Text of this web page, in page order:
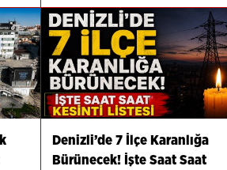
Denizli’de 7 İlçe Karanlığa
Bürünecek! İşte Saat Saat